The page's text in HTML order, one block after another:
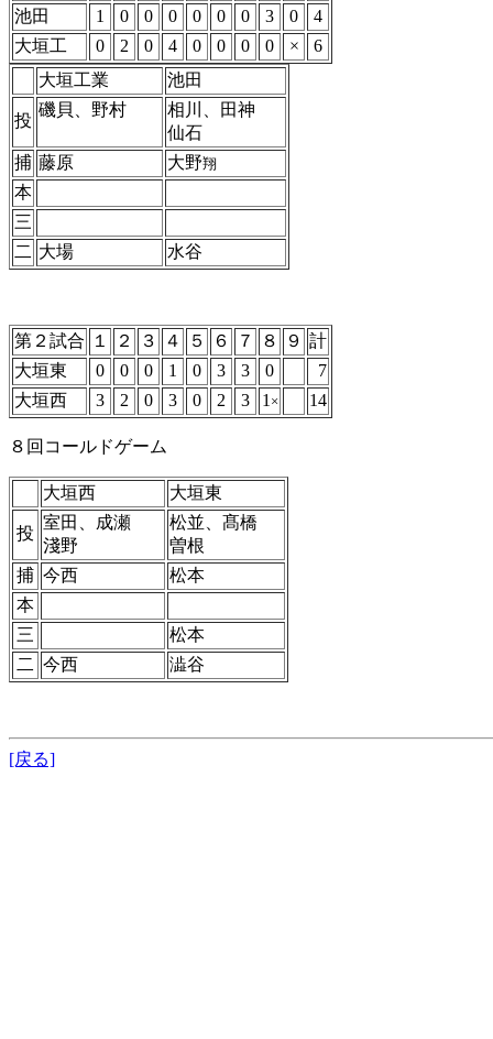
池田
1 0 0 0 0 0 0 3 0
4
大垣工
0 2 0 4 0 0 0 0 ×
6
大垣工業
池田
投
磯貝、野村
相川、田神
仙石
捕 藤原 大野翔
本
三
二 大場 水谷
第２試合 １ ２ ３ ４ ５ ６ ７ ８ ９ 計
大垣東
0 0 0 1 0 3 3 0
7
大垣西
3 2 0 3 0 2 3 1 × 14
８回コールドゲーム
大垣西 大垣東
投
室田、成瀬
淺野
松並、髙橋
曽根
捕 今西
松本
本
三
松本
二 今西 澁谷
[戻る]